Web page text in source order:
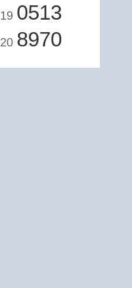
19 0513
20 8970